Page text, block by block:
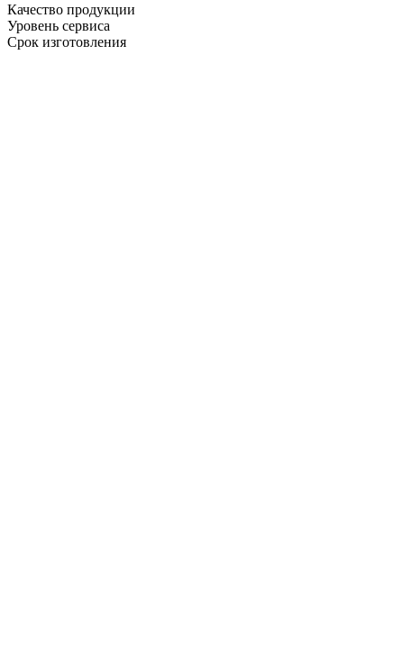
Качество продукции
Уровень сервиса
Срок изготовления